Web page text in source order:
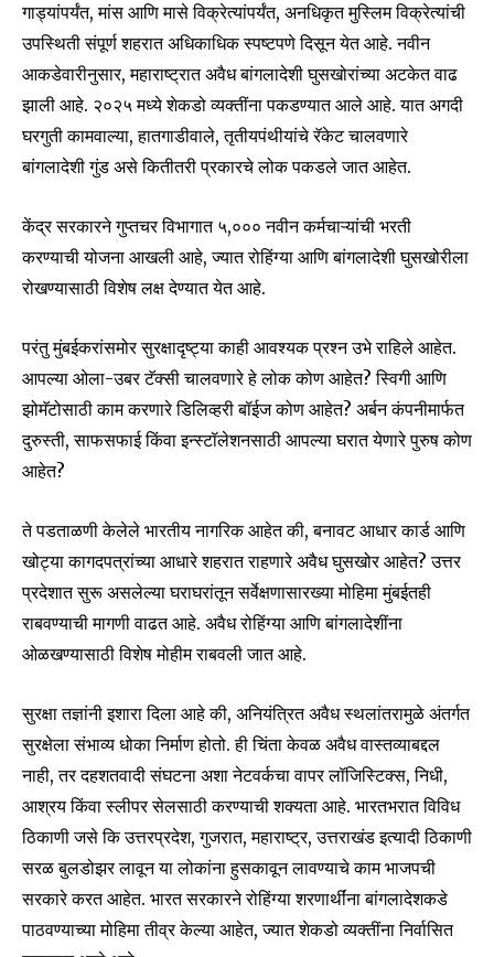
Join our community of
SUBSCRIBERS and be part of the
To subscribe, simply enter your email address on our website
or click the subscribe button below. Don't worry, we respect
your privacy and won't spam your inbox. Your information is
safe with us.
SUBSCRIBE
I've read and accept the Privacy Policy .
6,300 32,111
Followers
75
गाड्यांपर्यंत, मांस आणि मासे विक्रेत्यांपर्यंत, अनधिकृत मुस्लिम विक्रेत्यांची
उपस्थिती संपूर्ण शहरात अधिकाधिक स्पष्टपणे दिसून येत आहे. नवीन
आकडेवारीनुसार, महाराष्ट्रात अवैध बांगलादेशी घुसखोरांच्या अटकेत वाढ
झाली आहे. २०२५ मध्ये शेकडो व्यक्तींना पकडण्यात आले आहे. यात अगदी
घरगुती कामवाल्या, हातगाडीवाले, तृतीयपंथीयांचे रॅकेट चालवणारे
बांगलादेशी गुंड असे कितीतरी प्रकारचे लोक पकडले जात आहेत.
केंद्र सरकारने गुप्तचर विभागात ५,००० नवीन कर्मचाऱ्यांची भरती
करण्याची योजना आखली आहे, ज्यात रोहिंग्या आणि बांगलादेशी घुसखोरीला
रोखण्यासाठी विशेष लक्ष देण्यात येत आहे.
परंतु मुंबईकरांसमोर सुरक्षादृष्ट्या काही आवश्यक प्रश्न उभे राहिले आहेत.
आपल्या ओला-उबर टॅक्सी चालवणारे हे लोक कोण आहेत? स्विगी आणि
झोमॅटोसाठी काम करणारे डिलिव्हरी बॉईज कोण आहेत? अर्बन कंपनीमार्फत
दुरुस्ती, साफसफाई किंवा इन्स्टॉलेशनसाठी आपल्या घरात येणारे पुरुष कोण
आहेत?
ते पडताळणी केलेले भारतीय नागरिक आहेत की, बनावट आधार कार्ड आणि
खोट्या कागदपत्रांच्या आधारे शहरात राहणारे अवैध घुसखोर आहेत? उत्तर
प्रदेशात सुरू असलेल्या घराघरांतून सर्वेक्षणासारख्या मोहिमा मुंबईतही
राबवण्याची मागणी वाढत आहे. अवैध रोहिंग्या आणि बांगलादेशींना
ओळखण्यासाठी विशेष मोहीम राबवली जात आहे.
सुरक्षा तज्ञांनी इशारा दिला आहे की, अनियंत्रित अवैध स्थलांतरामुळे अंतर्गत
सुरक्षेला संभाव्य धोका निर्माण होतो. ही चिंता केवळ अवैध वास्तव्याबद्दल
नाही, तर दहशतवादी संघटना अशा नेटवर्कचा वापर लॉजिस्टिक्स, निधी,
आश्रय किंवा स्लीपर सेलसाठी करण्याची शक्यता आहे. भारतभरात विविध
ठिकाणी जसे कि उत्तरप्रदेश, गुजरात, महाराष्ट्र, उत्तराखंड इत्यादी ठिकाणी
सरळ बुलडोझर लावून या लोकांना हुसकावून लावण्याचे काम भाजपची
सरकारे करत आहेत. भारत सरकारने रोहिंग्या शरणार्थींना बांगलादेशकडे
पाठवण्याच्या मोहिमा तीव्र केल्या आहेत, ज्यात शेकडो व्यक्तींना निर्वासित